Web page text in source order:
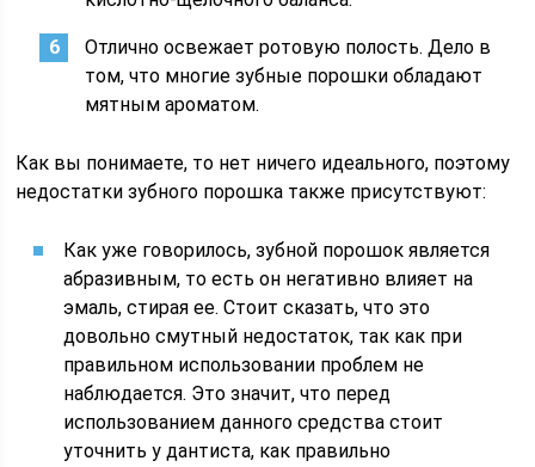
Отлично освежает ротовую полость. Дело в
том, что многие зубные порошки обладают
мятным ароматом.
Как вы понимаете, то нет ничего идеального, поэтому
недостатки зубного порошка также присутствуют:
Как уже говорилось, зубной порошок является
абразивным, то есть он негативно влияет на
эмаль, стирая ее. Стоит сказать, что это
довольно смутный недостаток, так как при
правильном использовании проблем не
наблюдается. Это значит, что перед
использованием данного средства стоит
уточнить у дантиста, как правильно